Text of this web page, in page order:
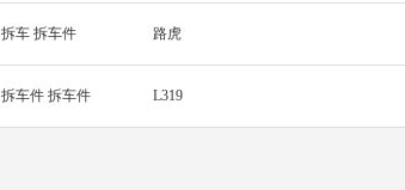
拆车 拆车件 路虎
拆车件 拆车件 L319